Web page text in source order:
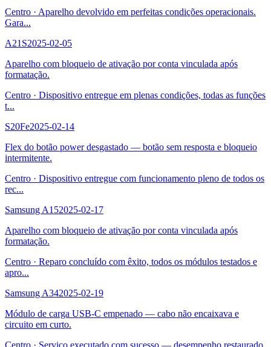
Centro · Aparelho devolvido em perfeitas condições operacionais.
Gara...
A21S2025-02-05
Aparelho com bloqueio de ativação por conta vinculada após
formatação.
Centro · Dispositivo entregue em plenas condições, todas as funções
t...
S20Fe2025-02-14
Flex do botão power desgastado — botão sem resposta e bloqueio
intermitente.
Centro · Dispositivo entregue com funcionamento pleno de todos os
rec...
Samsung A152025-02-17
Aparelho com bloqueio de ativação por conta vinculada após
formatação.
Centro · Reparo concluído com êxito, todos os módulos testados e
apro...
Samsung A342025-02-19
Módulo de carga USB-C empenado — cabo não encaixava e
circuito em curto.
Centro · Serviço executado com sucesso — desempenho restaurado